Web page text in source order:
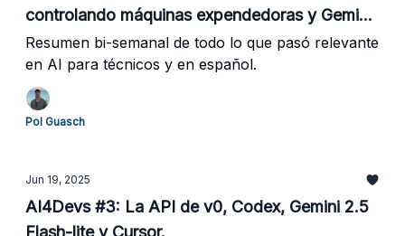
controlando máquinas expendedoras y Gemini
CLI.
Resumen bi-semanal de todo lo que pasó relevante
en AI para técnicos y en español.
Pol Guasch
Jun 19, 2025
AI4Devs #3: La API de v0, Codex, Gemini 2.5
Flash-lite y Cursor.